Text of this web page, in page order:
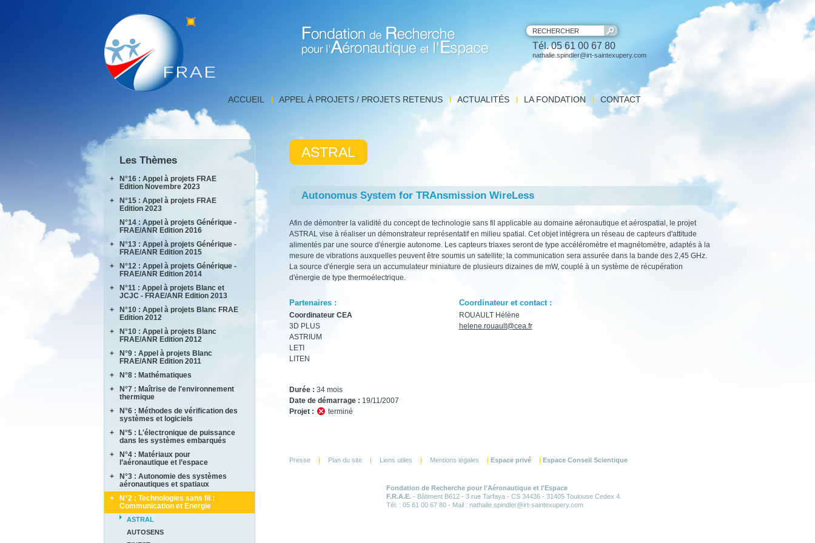
Détail
FNRAE
Fondation
Recherche
l'Aéronautique
l'Espace
RECHERCHER
Tél. 05 61 00 67 80
nathalie.spindler@irt-saintexupery.com
ACCUEIL APPEL À PROJETS / PROJETS RETENUS ACTUALITÉS LA FONDATION CONTACT
Les Thèmes
+
N°16 : Appel à projets FRAE
Edition Novembre 2023
INPACT
RAKEL
+
N°15 : Appel à projets FRAE
Edition 2023
AIDEAS
AIxIA
N°14 : Appel à projets Générique -
FRAE/ANR Edition 2016
+
N°13 : Appel à projets Générique -
FRAE/ANR Edition 2015
AIRTIUS
BRENNUS
COVERIF
MAGIC
+
N°12 : Appel à projets Générique -
FRAE/ANR Edition 2014
ANVES
HighS-Ti
M-SCOT
MORE4LESS
OPTIMUM
SUB SUPER JET
TIMBER
+
N°11 : Appel à projets Blanc et
JCJC - FRAE/ANR Edition 2013
AMANDE
COMPACS
METAUDIBLE
REFINE
REMEDDIES
SALWARE
SLENDER
+
N°10 : Appel à projets Blanc FRAE
Edition 2012
ACCITE
PARASOFT
SEMAFOR
+
N°10 : Appel à projets Blanc
FRAE/ANR Edition 2012
LIMICOS
+
N°9 : Appel à projets Blanc
FRAE/ANR Edition 2011
DISCERN
SePaCoDe
SONOBL
+ N°8 : Mathématiques
ECOSEA
IPPON
MEMORIA
+
N°7 : Maîtrise de l'environnement
thermique
ASTHER
COMIFO
MATRAS
STRASS
SYRTIPE
+
N°6 : Méthodes de vérification des
systèmes et logiciels
ALPROSE
ASCERT
CAVALE
SARDANES
+
N°5 : L'électronique de puissance
dans les systèmes embarqués
CASAREL
COTECH
EPAHT
EPOPE
FEMINA
+
N°4 : Matériaux pour
l’aéronautique et l’espace
AMFORTAS
CASSIS
CORTEC
CURACO
+
N°3 : Autonomie des systèmes
aéronautiques et spatiaux
MARAE
NAVIFLOW
SCA2RS
SIRASAS
+
N°2 : Technologies sans fil :
Communication et Energie
ASTRAL
AUTOSENS
ASTRAL
Autonomus System for TRAnsmission WireLess
Afin de démontrer la validité du concept de technologie sans fil applicable au domaine aéronautique et aérospatial, le projet
ASTRAL vise à réaliser un démonstrateur représentatif en milieu spatial. Cet objet intégrera un réseau de capteurs d'attitude
alimentés par une source d'énergie autonome. Les capteurs triaxes seront de type accéléromètre et magnétomètre, adaptés à la
mesure de vibrations auxquelles peuvent être soumis un satellite; la communication sera assurée dans la bande des 2,45 GHz.
La source d'énergie sera un accumulateur miniature de plusieurs dizaines de mW, couplé à un système de récupération
d'énergie de type thermoélectrique.
Partenaires :
Coordinateur CEA
3D PLUS
ASTRIUM
LETI
LITEN
Coordinateur et contact :
ROUAULT Hélène
helene.rouault@cea.fr
Durée : 34 mois
Date de démarrage : 19/11/2007
Projet :
terminé
Presse | Plan du site | Liens utiles | Mentions légales | Espace privé | Espace Conseil Scientique
Fondation de Recherche pour l'Aéronautique et l'Espace
F.R.A.E.- Bâtiment B612 - 3 rue Tarfaya - CS 34436 - 31405 Toulouse Cedex 4
Tél. : 05 61 00 67 80 - Mail : nathalie.spindler@irt-saintexupery.com